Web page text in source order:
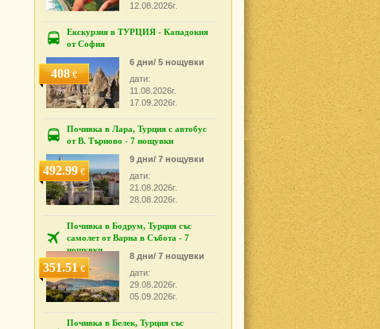
12.08.2026г.
Екскурзия в ТУРЦИЯ - Кападокия
от София
408€
6 дни/ 5 нощувки
дати:
11.08.2026г.
17.09.2026г.
Почивка в Лара, Турция с автобус
от В. Търново - 7 нощувки
492.99€
9 дни/ 7 нощувки
дати:
21.08.2026г.
28.08.2026г.
Почивка в Бодрум, Турция със
самолет от Варна в Събота - 7
нощувки
351.51€
8 дни/ 7 нощувки
дати:
29.08.2026г.
05.09.2026г.
Почивка в Белек, Турция със